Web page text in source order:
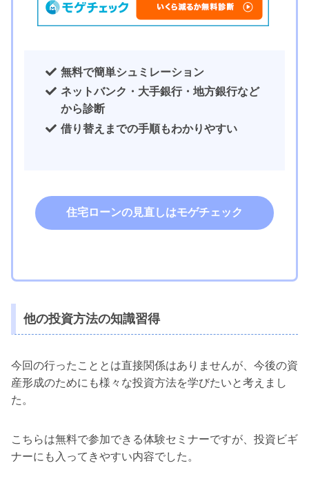
無料で簡単シュミレーション
ネットバンク・大手銀行・地方銀行など
から診断
借り替えまでの手順もわかりやすい
住宅ローンの見直しはモゲチェック
他の投資方法の知識習得
今回の行ったこととは直接関係はありませんが、今後の資
産形成のためにも様々な投資方法を学びたいと考えまし
た。
こちらは無料で参加できる体験セミナーですが、投資ビギ
ナーにも入ってきやすい内容でした。